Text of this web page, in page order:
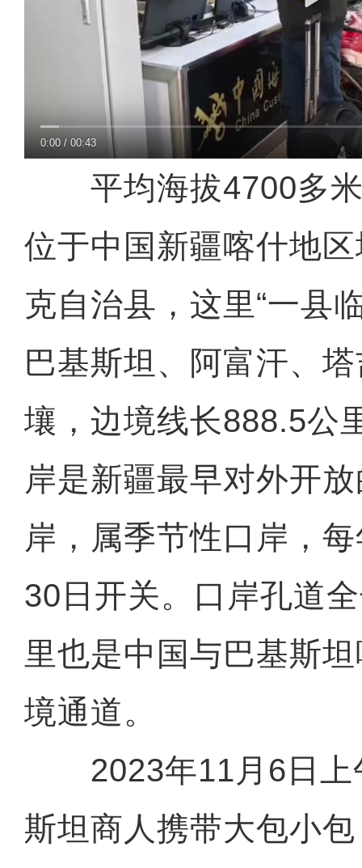
0:00 /00:43
平均海拔4700多米
位于中国新疆喀什地
克自治县，这里“一县
巴基斯坦、阿富汗、
壤，边境线长888.5公
岸是新疆最早对外开
岸，属季节性口岸，
30日开关。口岸孔道
里也是中国与巴基斯
境通道。
2023年11月6日上
斯坦商人携带大包小